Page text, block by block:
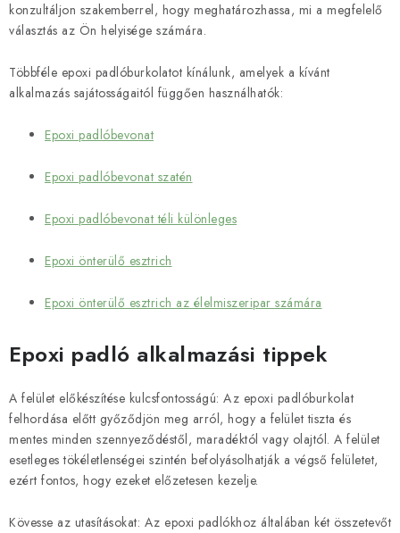
konzultáljon szakemberrel, hogy meghatározhassa, mi a megfelelő
választás az Ön helyisége számára.
Többféle epoxi padlóburkolatot kínálunk, amelyek a kívánt
alkalmazás sajátosságaitól függően használhatók:
Epoxi padlóbevonat
Epoxi padlóbevonat szatén
Epoxi padlóbevonat téli különleges
Epoxi önterülő esztrich
Epoxi önterülő esztrich az élelmiszeripar számára
Epoxi padló alkalmazási tippek
A felület előkészítése kulcsfontosságú: Az epoxi padlóburkolat
felhordása előtt győződjön meg arról, hogy a felület tiszta és
mentes minden szennyeződéstől, maradéktól vagy olajtól. A felület
esetleges tökéletlenségei szintén befolyásolhatják a végső felületet,
ezért fontos, hogy ezeket előzetesen kezelje.
Kövesse az utasításokat: Az epoxi padlókhoz általában két összetevőt